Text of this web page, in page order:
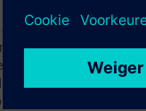
centre de formation
:
assurant au
avec un suivi et
: